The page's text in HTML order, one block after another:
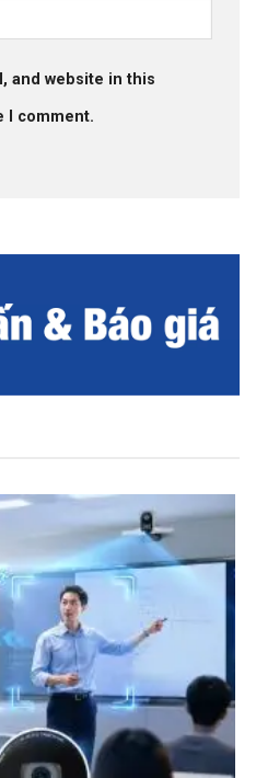
and website in this
I comment.